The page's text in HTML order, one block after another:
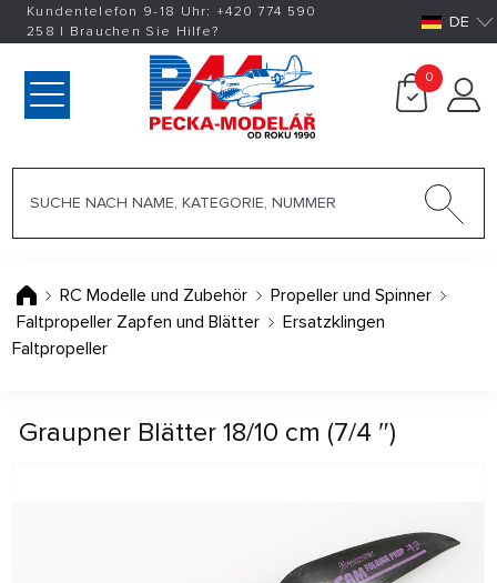
Kundentelefon 9-18 Uhr: +420774 590
258 | Brauchen Sie Hilfe? DE
0
RC Modelle und Zubehör
Propeller und Spinner
Faltpropeller Zapfen und Blätter
Ersatzklingen
Faltpropeller
Graupner Blätter 18/10 cm (7/4 ″)